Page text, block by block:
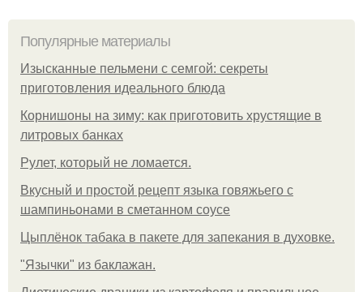
Популярные материалы
Изысканные пельмени с семгой: секреты
приготовления идеального блюда
Корнишоны на зиму: как приготовить хрустящие в
литровых банках
Рулет, который не ломается.
Вкусный и простой рецепт языка говяжьего с
шампиньонами в сметанном соусе
Цыплёнок табака в пакете для запекания в духовке.
"Язычки" из баклажан.